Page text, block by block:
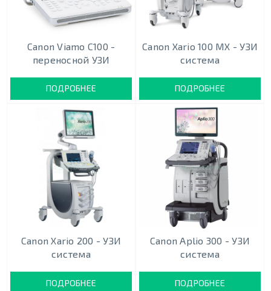
Canon Viamo C100 -
переносной УЗИ
ПОДРОБНЕЕ
Canon Xario 100 MX - УЗИ
система
ПОДРОБНЕЕ
Canon Xario 200 - УЗИ
система
ПОДРОБНЕЕ
Canon Aplio 300 - УЗИ
система
ПОДРОБНЕЕ